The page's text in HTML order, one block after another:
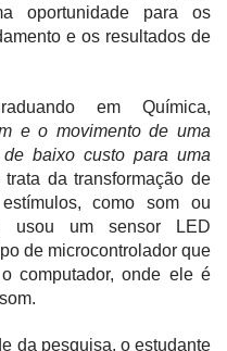
oportunidade para os
e os resultados de
em Química,
e o movimento de uma
de baixo custo para uma
da transformação de
como som ou
usou um sensor LED
de microcontrolador que
computador, onde ele é
da pesquisa, o estudante